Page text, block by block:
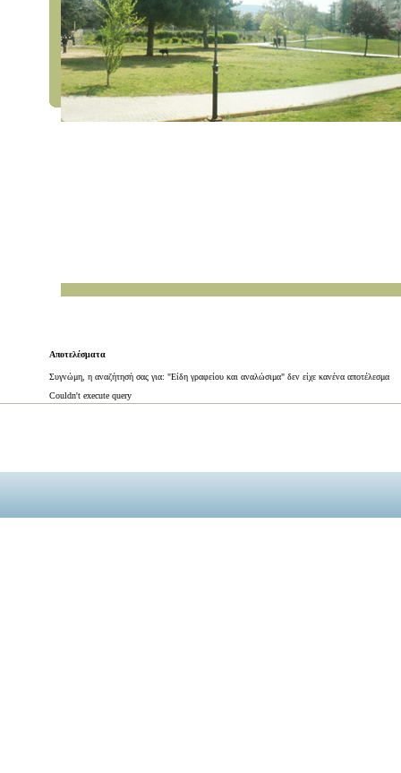
Αποτελέσματα
Συγνώμη, η αναζήτησή σας για: "Είδη γραφείου και αναλώσιμα" δεν είχε κανένα αποτέλεσμα
Couldn't execute query